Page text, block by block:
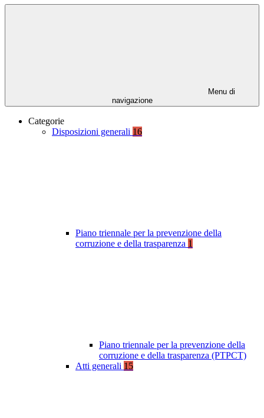
Menu di
navigazione
Categorie
Disposizioni generali 16
Piano triennale per la prevenzione della
corruzione e della trasparenza 1
Piano triennale per la prevenzione della
corruzione e della trasparenza (PTPCT)
Atti generali 15